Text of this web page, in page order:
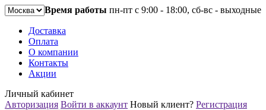
Время работы пн-пт с 9:00 - 18:00, сб-вс - выходные
Доставка
Оплата
О компании
Контакты
Акции
Личный кабинет
Авторизация Войти в аккаунт Новый клиент? Регистрация